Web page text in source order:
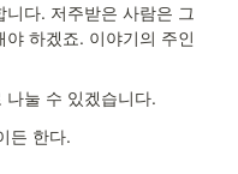
다. 저주받은 사람은 그
하겠죠. 이야기의 주인
나눌 수 있겠습니다.
든 한다.